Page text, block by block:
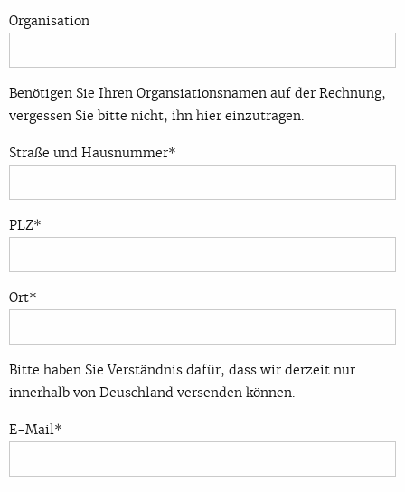
Organisation
Benötigen Sie Ihren Organsiationsnamen auf der Rechnung,
vergessen Sie bitte nicht, ihn hier einzutragen.
Straße und Hausnummer*
PLZ*
Ort*
Bitte haben Sie Verständnis dafür, dass wir derzeit nur
innerhalb von Deuschland versenden können.
E-Mail*